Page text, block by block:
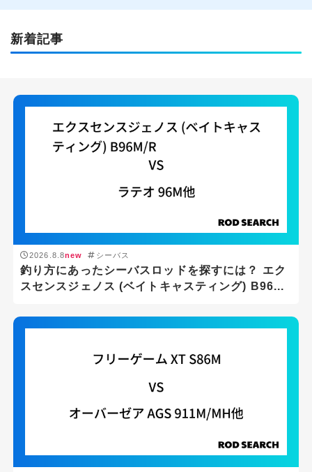
新着記事
2026.8.8new シーバス
釣り方にあったシーバスロッドを探すには？ エク
スセンスジェノス (ベイトキャスティング) B96...